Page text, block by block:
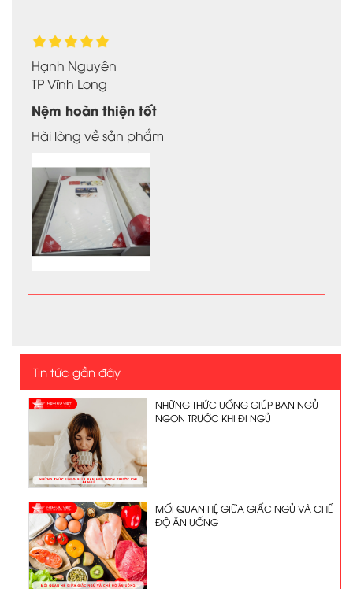
Hạnh Nguyên
TP Vĩnh Long
Nệm hoàn thiện tốt
Hài lòng về sản phẩm
Tin tức gần đây
NHỮNG THỨC UỐNG GIÚP BẠN NGỦ
NGON TRƯỚC KHI ĐI NGỦ
MỐI QUAN HỆ GIỮA GIẤC NGỦ VÀ CHẾ
ĐỘ ĂN UỐNG